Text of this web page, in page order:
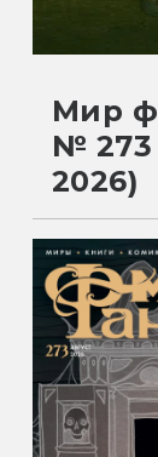
Мир
№ 273
2026)